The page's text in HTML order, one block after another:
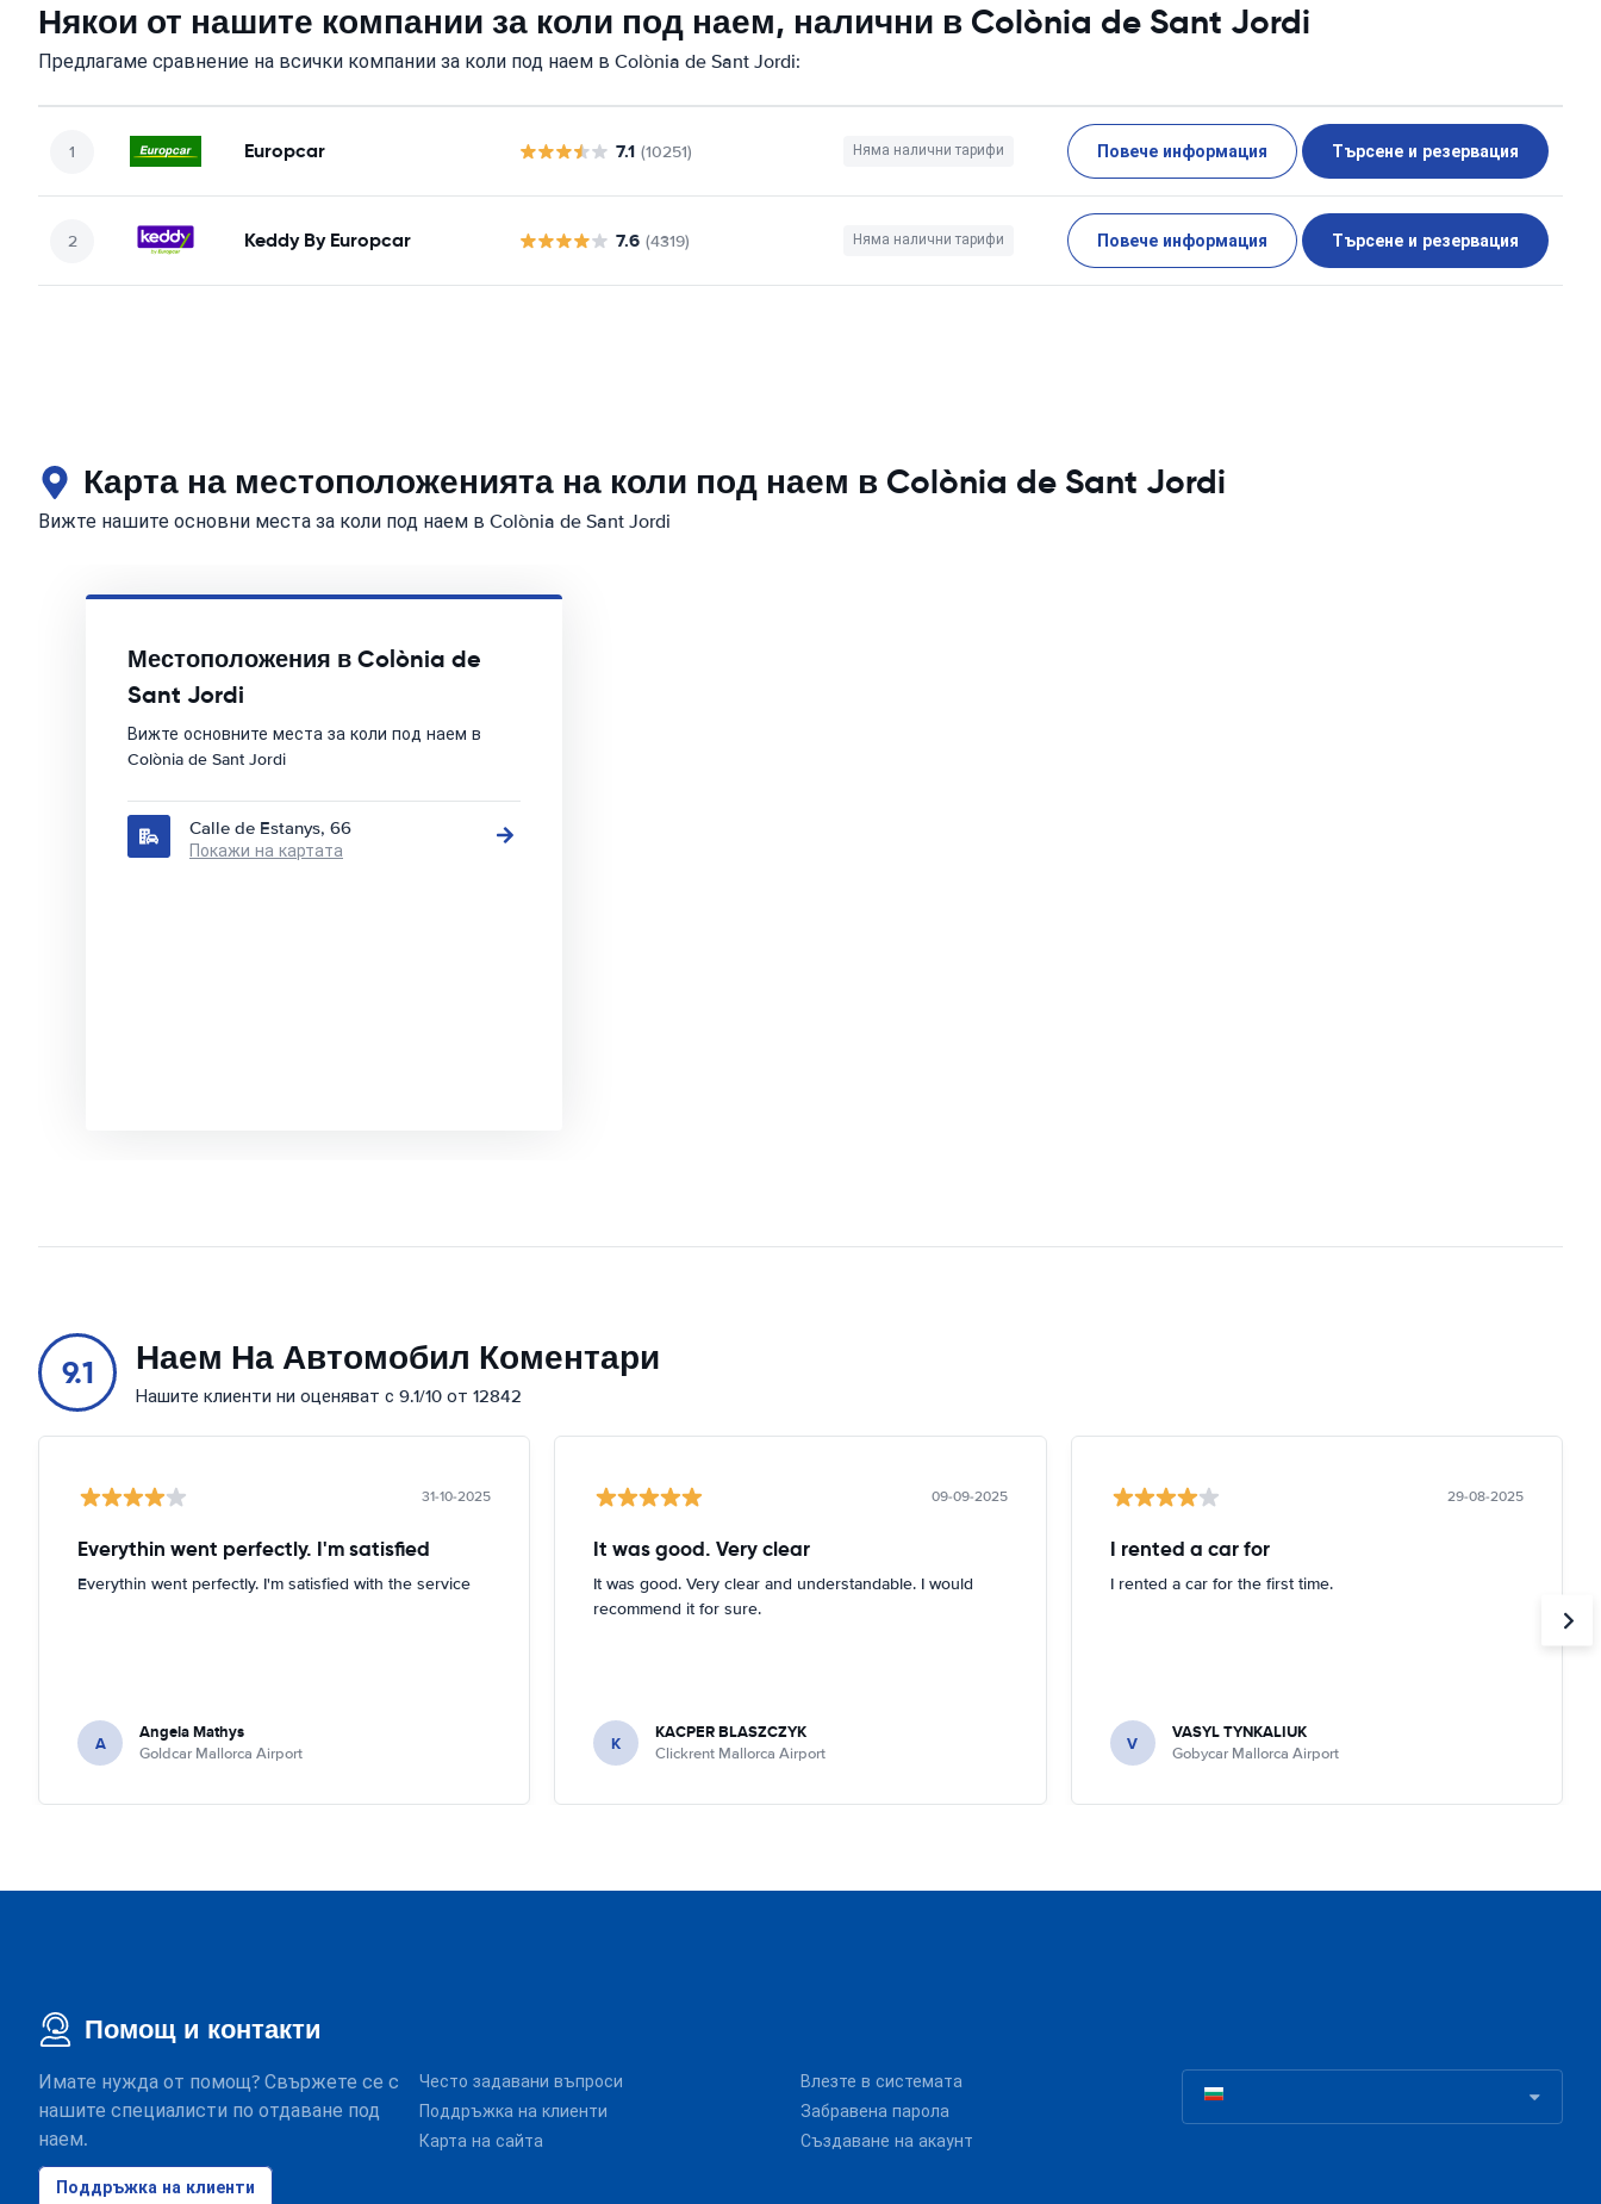
Някои от нашите компании за коли под наем, налични в Colònia de Sant Jordi
Предлагаме сравнение на всички компании за коли под наем в Colònia de Sant Jordi:
Europcar 7.1 (10251) Няма налични тарифи Повече информация Търсене и резервация
Keddy By Europcar 7.6 (4319) Няма налични тарифи Повече информация Търсене и резервация
Карта на местоположенията на коли под наем в Colònia de Sant Jordi
Вижте нашите основни места за коли под наем в Colònia de Sant Jordi
Местоположения в Colònia de
Sant Jordi
Вижте основните места за коли под наем в
Colònia de Sant Jordi
Calle de Estanys, 66
Покажи на картата
9.1 Наем На Автомобил Коментари
Нашите клиенти ни оценяват с 9.1/10 от 12842
31-10-2025
Everythin went perfectly. I'm satisfied
Everythin went perfectly. I'm satisfied with the service
A Angela Mathys
Goldcar Mallorca Airport
09-09-2025
It was good. Very clear
It was good. Very clear and understandable. I would
recommend it for sure.
K KACPER BLASZCZYK
Clickrent Mallorca Airport
29-08-2025
I rented a car for
I rented a car for the first time.
V VASYL TYNKALIUK
Gobycar Mallorca Airport
Помощ и контакти
Имате нужда от помощ? Свържете се с
нашите специалисти по отдаване под
наем.
Поддръжка на клиенти
Често задавани въпроси
Поддръжка на клиенти
Карта на сайта
Влезте в системата
Забравена парола
Създаване на акаунт